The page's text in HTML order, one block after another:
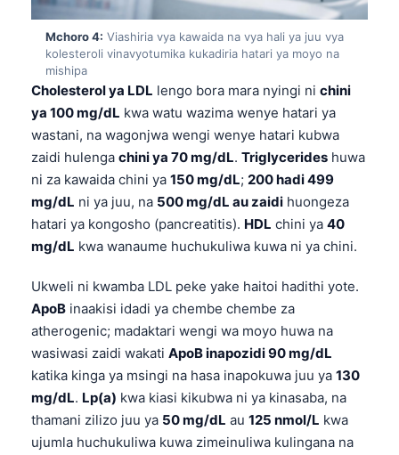
Mchoro 4: Viashiria vya kawaida na vya hali ya juu vya
kolesteroli vinavyotumika kukadiria hatari ya moyo na
mishipa
Cholesterol ya LDL lengo bora mara nyingi ni chini
ya 100 mg/dL kwa watu wazima wenye hatari ya
wastani, na wagonjwa wengi wenye hatari kubwa
zaidi hulenga chini ya 70 mg/dL. Triglycerides huwa
ni za kawaida chini ya 150 mg/dL; 200 hadi 499
mg/dL ni ya juu, na 500 mg/dL au zaidi huongeza
hatari ya kongosho (pancreatitis). HDL chini ya 40
mg/dL kwa wanaume huchukuliwa kuwa ni ya chini.
Ukweli ni kwamba LDL peke yake haitoi hadithi yote.
ApoB inaakisi idadi ya chembe chembe za
atherogenic; madaktari wengi wa moyo huwa na
wasiwasi zaidi wakati ApoB inapozidi 90 mg/dL
katika kinga ya msingi na hasa inapokuwa juu ya 130
mg/dL. Lp(a) kwa kiasi kikubwa ni ya kinasaba, na
thamani zilizo juu ya 50 mg/dL au 125 nmol/L kwa
ujumla huchukuliwa kuwa zimeinuliwa kulingana na
ພາສາລາວ
Basa Jawa
Cebuano
ئۇيغۇرچە
Кыргызча
Татар теле
Esperanto
Frysk
Ślōnskŏ gŏdka
Norsk bokmål